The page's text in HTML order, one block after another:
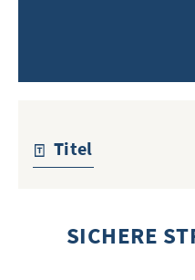
Titel
SICHERE